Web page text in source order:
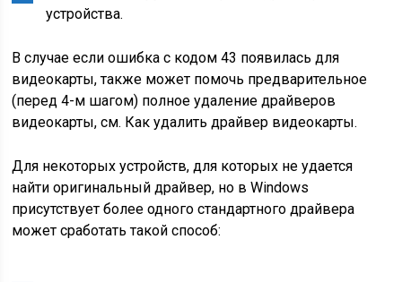
устройства.
В случае если ошибка с кодом 43 появилась для
видеокарты, также может помочь предварительное
(перед 4-м шагом) полное удаление драйверов
видеокарты, см. Как удалить драйвер видеокарты.
Для некоторых устройств, для которых не удается
найти оригинальный драйвер, но в Windows
присутствует более одного стандартного драйвера
может сработать такой способ: